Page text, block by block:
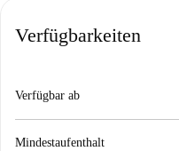
Verfügbarkeiten
Verfügbar ab
Mindestaufenthalt